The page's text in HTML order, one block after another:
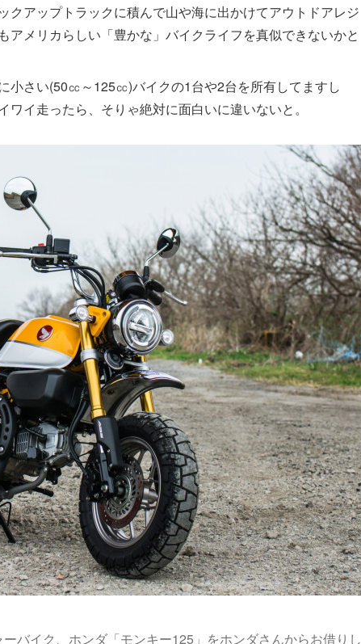
アップトラックに積んで山や海に出かけてアウトドアレジ
メリカらしい「豊かな」バイクライフを真似できないかと
さい(50㏄～125㏄)バイクの1台や2台を所有してますし
イ走ったら、そりゃ絶対に面白いに違いないと。
バイク、ホンダ「モンキー125」をホンダさんからお借りし